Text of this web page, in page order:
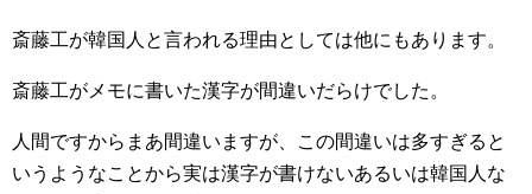
斎藤工が韓国人と言われる理由としては他にもあります。
斎藤工がメモに書いた漢字が間違いだらけでした。
人間ですからまあ間違いますが、この間違いは多すぎると
いうようなことから実は漢字が書けないあるいは韓国人な